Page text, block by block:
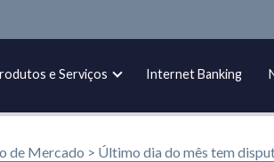
e Serviços Internet Banking
de Mercado > Último dia do mês tem